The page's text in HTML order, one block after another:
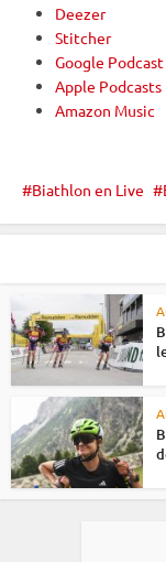
Deezer
Stitcher
Google Podcast
Apple Podcasts
Amazon Music
Biathlon en Live